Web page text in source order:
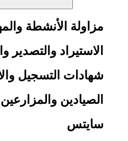
مزاولة الأنشطة
الاستيراد والتصدير
شهادات التسجيل
الصيادين
سايتس